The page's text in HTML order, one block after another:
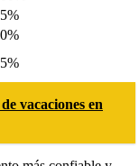
vacaciones en